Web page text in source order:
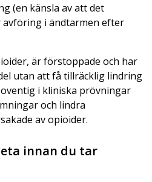
(en känsla av att det
i ändtarmen efter
är förstoppade och har
utan att få tillräcklig lindring
i kliniska prövningar
och lindra
av opioider.
innan du tar